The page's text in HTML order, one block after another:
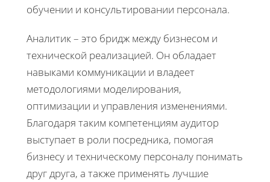
обучении и консультировании персонала.
Аналитик – это бридж между бизнесом и
технической реализацией. Он обладает
навыками коммуникации и владеет
методологиями моделирования,
оптимизации и управления изменениями.
Благодаря таким компетенциям аудитор
выступает в роли посредника, помогая
бизнесу и техническому персоналу понимать
друг друга, а также применять лучшие